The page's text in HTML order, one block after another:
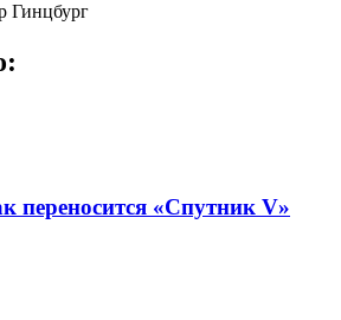
Гинцбург
переносится «Спутник V»